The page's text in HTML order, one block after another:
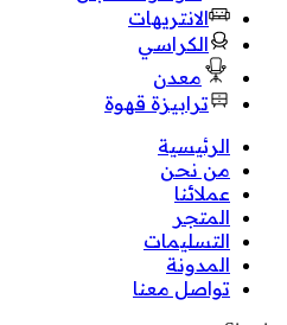
الانتريهات
الكراسي
معدن
ترابيزة قهوة
الرئيسية
من نحن
عملائنا
المتجر
التسليمات
المدونة
تواصل معنا